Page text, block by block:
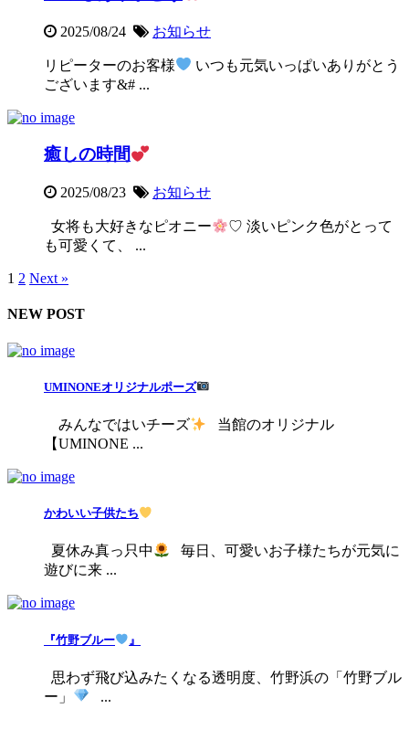
2025/08/24 お知らせ
リピーターのお客様
いつも元気いっぱいありがとう
ございます&# ...
癒しの時間
2025/08/23 お知らせ
女将も大好きなピオニー
♡ 淡いピンク色がとって
も可愛くて、 ...
1 2 Next »
NEW POST
UMINONEオリジナルポーズ
みんなではいチーズ
当館のオリジナル
【UMINONE ...
かわいい子供たち
夏休み真っ只中
毎日、可愛いお子様たちが元気に
遊びに来 ...
『竹野ブルー 』
思わず飛び込みたくなる透明度、竹野浜の「竹野ブル
ー」
...